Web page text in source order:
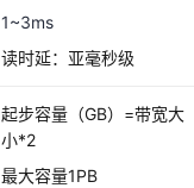
1~3ms
读时延：亚毫秒级
起步容量（GB）=带宽大
小*2
最大容量1PB